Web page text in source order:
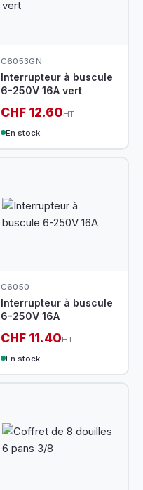
C6053GN
Interrupteur à buscule
6-250V 16A vert
CHF 12.60HT
En stock
C6050
Interrupteur à buscule
6-250V 16A
CHF 11.40HT
En stock